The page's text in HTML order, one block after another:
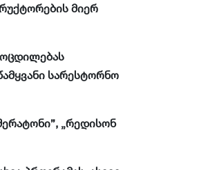
მიერ
სარესტორნო
„რედისონ